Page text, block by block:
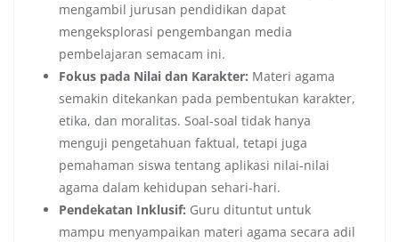
mengambil jurusan pendidikan dapat
mengeksplorasi pengembangan media
pembelajaran semacam ini.
Fokus pada Nilai dan Karakter: Materi agama
semakin ditekankan pada pembentukan karakter,
etika, dan moralitas. Soal-soal tidak hanya
menguji pengetahuan faktual, tetapi juga
pemahaman siswa tentang aplikasi nilai-nilai
agama dalam kehidupan sehari-hari.
Pendekatan Inklusif: Guru dituntut untuk
mampu menyampaikan materi agama secara adil